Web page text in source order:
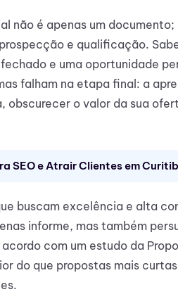
é apenas um documento;
e qualificação.
e uma oportunidade
falham na etapa final: a
obscurecer o valor da sua
SEO e Atrair Clientes em
buscam excelência e alta
informe, mas também
com um estudo da
do que propostas mais